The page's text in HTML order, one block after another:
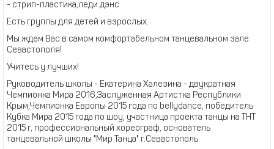
- стрип-пластика,леди дэнс
Есть группы для детей и взрослых.
Мы ждем Вас в самом комфортабельном танцевальном зале
Севастополя!
Учитесь у лучших!
Руководитель школы - Екатерина Халезина - двукратная
Чемпионка Мира 2016,Заслуженная Артистка Республики
Крым,Чемпионка Европы 2015 года по bellydancе, победитель
Кубка Мира 2015 года по шоу, участница проекта танцы на ТНТ
2015 г, профессиональный хореограф, основатель
танцевальной школы "Мир Танца" г.Севастополь.